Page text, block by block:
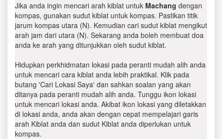
Jika anda ingin mencari arah kiblat untuk Machang dengan
kompas, gunakan sudut kiblat untuk kompas. Pastikan titik
jarum kompas utara (N). Kemudian cari sudut kiblat mengikut
arah jam dari utara (N). Sekarang anda boleh membuat doa
anda ke arah yang ditunjukkan oleh sudut kiblat.
Hidupkan perkhidmatan lokasi pada peranti mudah alih anda
untuk mencari cara kiblat anda lebih praktikal. Klik pada
butang 'Cari Lokasi Saya' dan sahkan soalan yang akan
ditanya pada peranti mudah alih anda. Tunggu ikon lokasi
untuk mencari lokasi anda. Akibat ikon lokasi yang diletakkan
di lokasi anda, anda akan dengan cepat mempelajari garis
arah Kiblat anda dan sudut Kiblat anda diperlukan untuk
kompas.